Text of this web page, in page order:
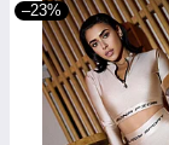
–23%